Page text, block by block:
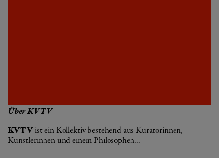
Über KVTV
KVTV ist ein Kollektiv bestehend aus Kuratorinnen,
Künstlerinnen und einem Philosophen...